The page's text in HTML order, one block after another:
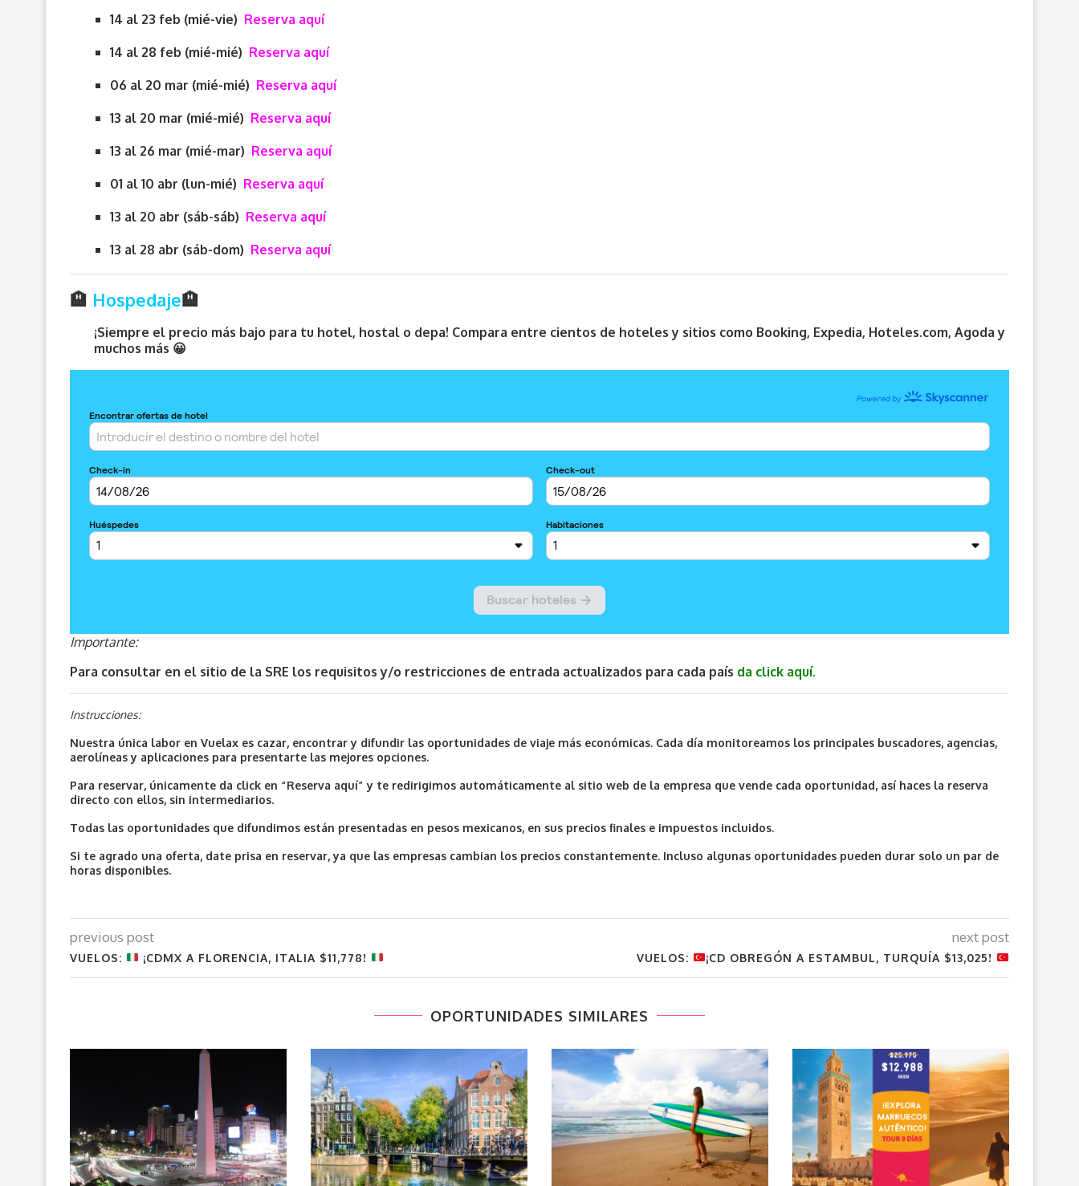
14 al 23 feb (mié-vie) Reserva aquí
14 al 28 feb (mié-mié) Reserva aquí
06 al 20 mar (mié-mié) Reserva aquí
13 al 20 mar (mié-mié) Reserva aquí
13 al 26 mar (mié-mar) Reserva aquí
01 al 10 abr (lun-mié) Reserva aquí
13 al 20 abr (sáb-sáb) Reserva aquí
13 al 28 abr (sáb-dom) Reserva aquí
🏨 Hospedaje🏨
¡Siempre el precio más bajo para tu hotel, hostal o depa! Compara entre cientos de hoteles y sitios como Booking, Expedia, Hoteles.com, Agoda y
muchos más 😀
Importante:
Para consultar en el sitio de la SRE los requisitos y/o restricciones de entrada actualizados para cada país da click aquí.
Instrucciones:
Nuestra única labor en Vuelax es cazar, encontrar y difundir las oportunidades de viaje más económicas. Cada día monitoreamos los principales buscadores, agencias,
aerolíneas y aplicaciones para presentarte las mejores opciones.
Para reservar, únicamente da click en “Reserva aquí” y te redirigimos automáticamente al sitio web de la empresa que vende cada oportunidad, así haces la reserva
directo con ellos, sin intermediarios.
Todas las oportunidades que difundimos están presentadas en pesos mexicanos, en sus precios finales e impuestos incluidos.
Si te agrado una oferta, date prisa en reservar, ya que las empresas cambian los precios constantemente. Incluso algunas oportunidades pueden durar solo un par de
horas disponibles.
previous post
VUELOS: ¡CDMX A FLORENCIA, ITALIA $11,778!
next post
VUELOS: ¡CD OBREGÓN A ESTAMBUL, TURQUÍA $13,025!
OPORTUNIDADES SIMILARES